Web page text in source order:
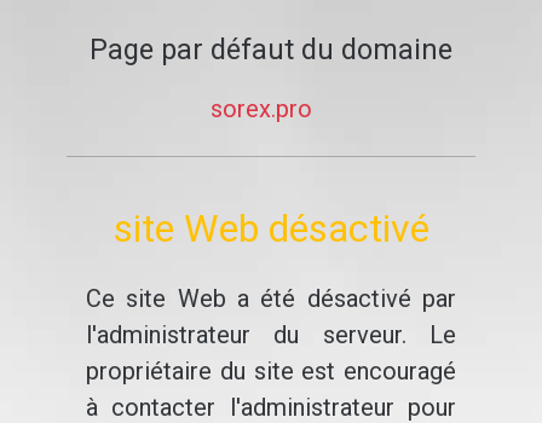
Page par défaut du domaine
sorex.pro
site Web désactivé
Ce site Web a été désactivé par
l'administrateur du serveur. Le
propriétaire du site est encouragé
à contacter l'administrateur pour